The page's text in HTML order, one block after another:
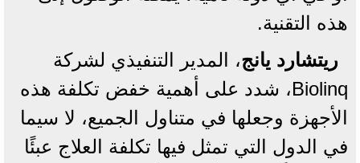
هذه التقنية.
ريتشارد يانج، المدير التنفيذي لشركة
Biolinq، شدد على أهمية خفض تكلفة هذه
الأجهزة وجعلها في متناول الجميع، لا سيما
في الدول التي تمثل فيها تكلفة العلاج عبئًا